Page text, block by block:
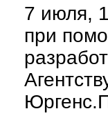
7 июля,
при